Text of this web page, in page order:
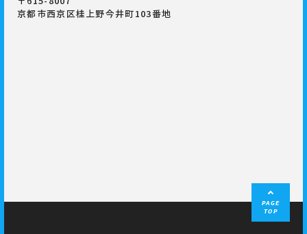
京都市西京区桂上野今井町103番地
PAGE
TOP